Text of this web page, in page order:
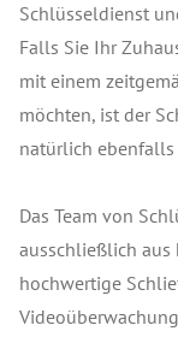
Schlüsseldienst
Falls Sie Ihr
mit einem
möchten, ist der
natürlich ebenfalls
Das Team von
ausschließlich aus
hochwertige